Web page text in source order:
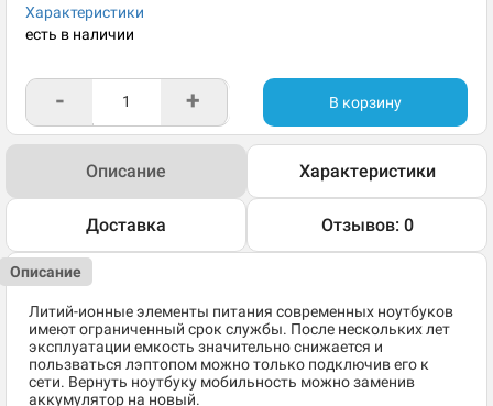
Характеристики
есть в наличии
- + В корзину
Описание Характеристики
Доставка Отзывов: 0
Описание
Литий-ионные элементы питания современных ноутбуков
имеют ограниченный срок службы. После нескольких лет
эксплуатации емкость значительно снижается и
пользваться лэптопом можно только подключив его к
сети. Вернуть ноутбуку мобильность можно заменив
аккумулятор на новый.